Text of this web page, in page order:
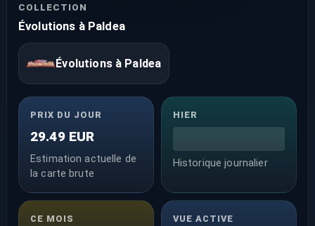
COLLECTION
Évolutions à Paldea
Évolutions à Paldea
PRIX DU JOUR
29.49 EUR
Estimation actuelle de
la carte brute
HIER
Historique journalier
CE MOIS VUE ACTIVE